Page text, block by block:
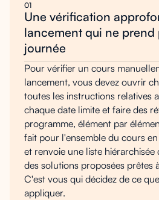
01
Une vérification
lancement qui ne prend
journée
Pour vérifier un cours
lancement, vous devez ouvrir
toutes les instructions relatives
chaque date limite et faire des
programme, élément par
fait pour l'ensemble du cours
et renvoie une liste hiérarchisée
des solutions proposées prêtes
C'est vous qui décidez de ce
appliquer.